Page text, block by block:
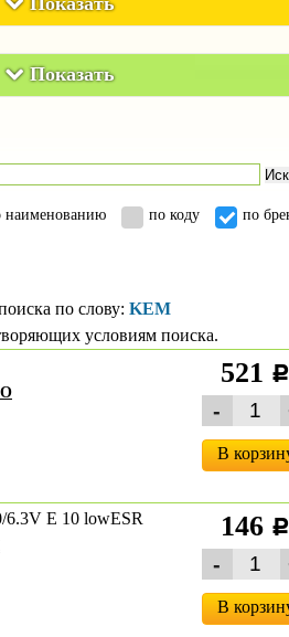
Показать
наименованию по коду
по
по слову: KEM
условиям поиска.
521
В
6.3V E 10 lowESR 146
В